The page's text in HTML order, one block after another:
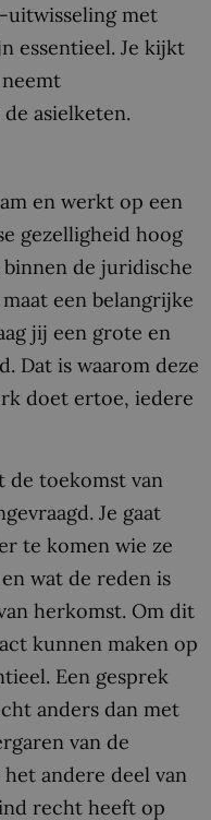
uitwisseling met
essentieel. Je kijkt
asielketen.
en werkt op een
gezelligheid hoog
de juridische
een belangrijke
jij een grote en
Dat is waarom deze
doet ertoe, iedere
de toekomst van
Je gaat
te komen wie ze
wat de reden is
herkomst. Om dit
kunnen maken op
Een gesprek
anders dan met
van de
andere deel van
recht heeft op